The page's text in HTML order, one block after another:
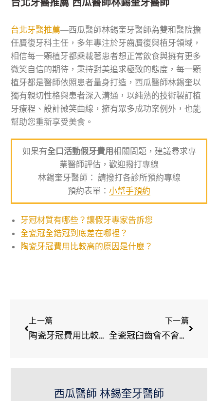
台北牙醫推薦 西瓜醫師林錫奎牙醫師
台北牙醫推薦—西瓜醫師林錫奎牙醫師為雙和醫院擔
任贗復牙科主任，多年專注於牙齒贗復與植牙領域，
相信每一顆植牙都乘載著患者想正常飲食與擁有更多
微笑自信的期待，秉持對美追求極致的態度，每一顆
植牙都是醫師依照患者量身打造，西瓜醫師林錫奎以
獨有親切性格與患者深入溝通，以純熟的技術製訂植
牙療程、設計微笑曲線，擁有眾多成功案例外，也能
幫助您重新享受美食。
如果有全口活動假牙費用相關問題，建議尋求專
業醫師評估，歡迎撥打專線
林錫奎牙醫師： 請撥打各診所預約專線
預約表單： 小幫手預約
牙冠材質有哪些？讓假牙專家告訴您
全瓷冠全鋯冠到底差在哪裡？
陶瓷牙冠費用比較高的原因是什麼？
上一篇
陶瓷牙冠費用比較高的原因是什麼？
下一篇
全瓷冠臼齒會不會很明顯？臼齒假牙選擇又有哪些？
西瓜醫師 林錫奎牙醫師